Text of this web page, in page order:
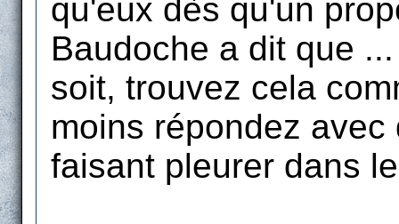
qu'eux dès qu'un
Baudoche a dit que
soit, trouvez cela
moins répondez
faisant pleurer dans